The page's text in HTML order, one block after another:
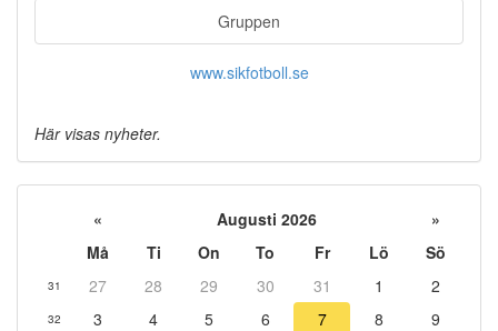
Gruppen
www.sikfotboll.se
Här visas nyheter.
« Augusti 2026
»
Må
Ti On To Fr Lö Sö
31 27 28 29 30 31 1 2
32 3 4 5 6 7 8 9